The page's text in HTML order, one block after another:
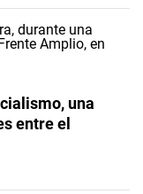
una
entre el